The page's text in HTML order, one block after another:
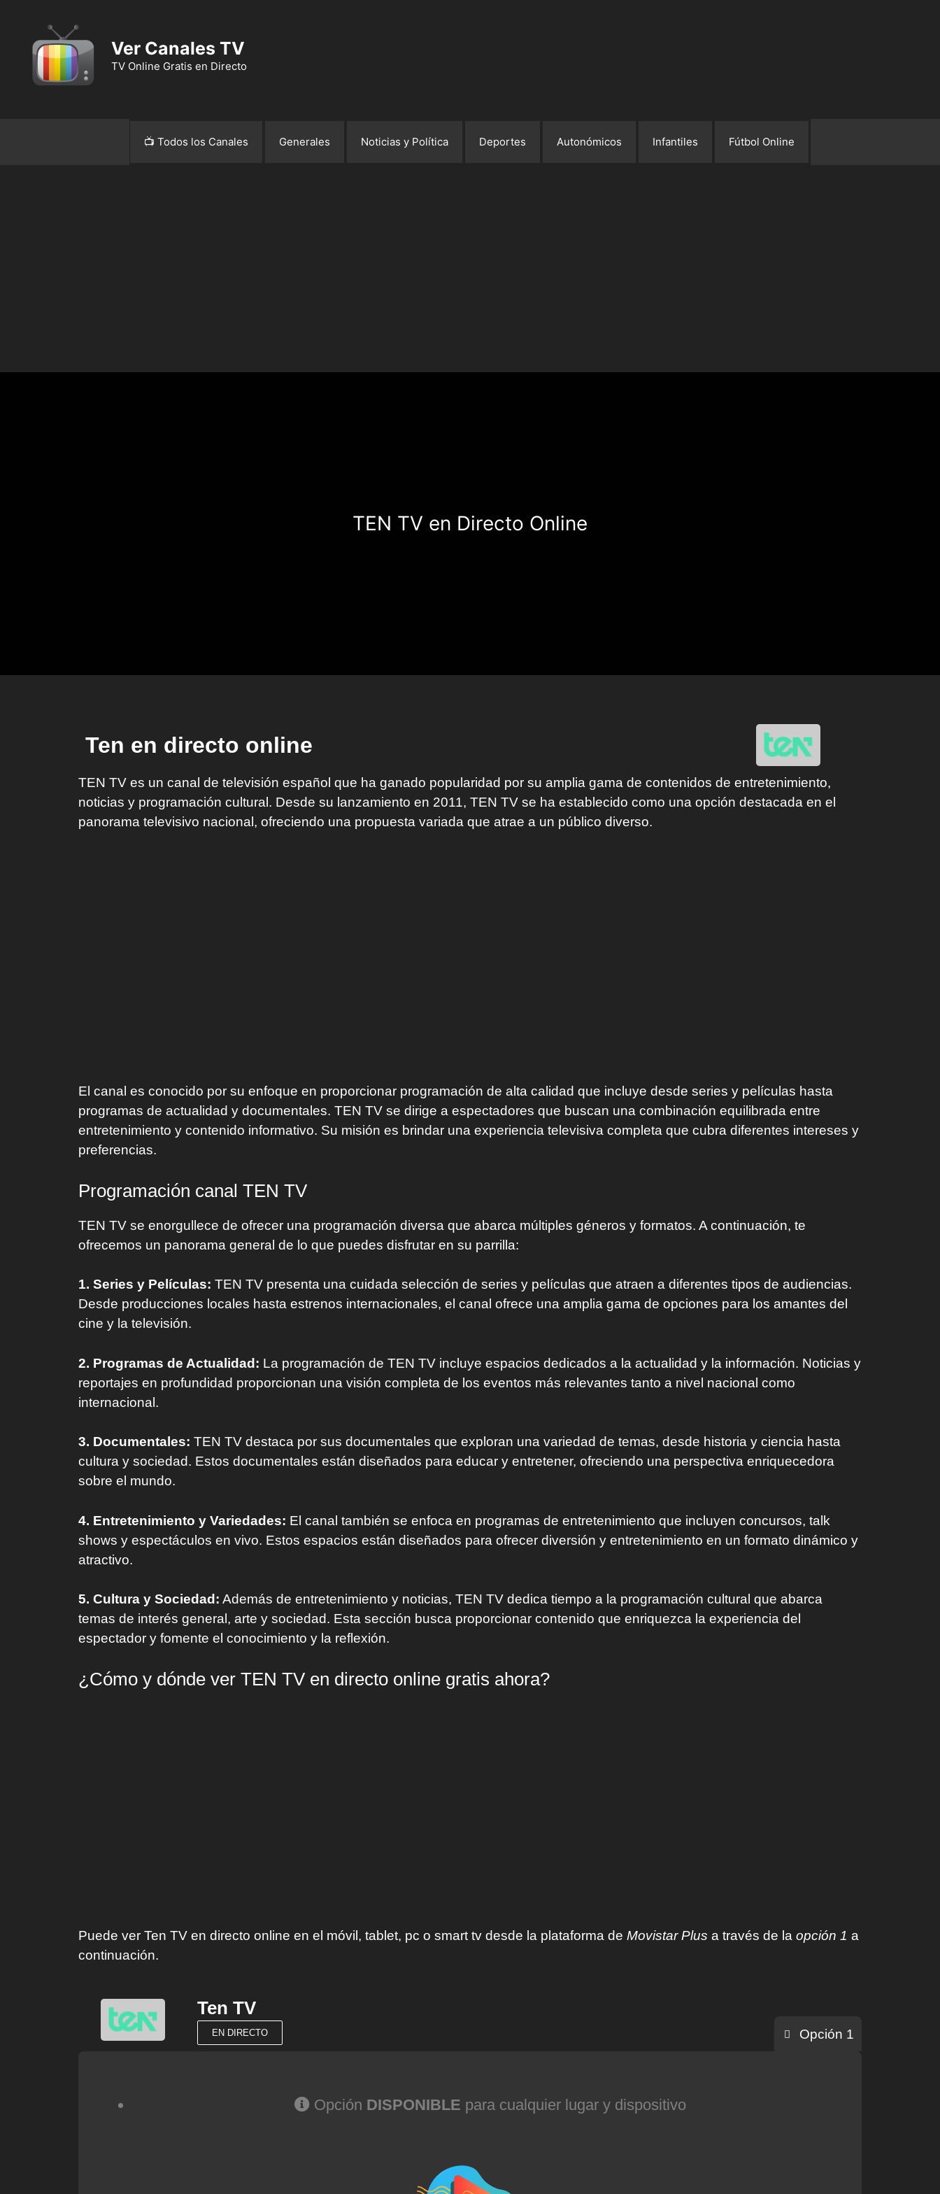
Ver Canales TV
TV Online Gratis en Directo
📺 Todos los Canales Generales Noticias y Política Deportes Autonómicos Infantiles Fútbol Online
TEN TV en Directo Online
Ten en directo online
TEN TV es un canal de televisión español que ha ganado popularidad por su amplia gama de contenidos de entretenimiento,
noticias y programación cultural. Desde su lanzamiento en 2011, TEN TV se ha establecido como una opción destacada en el
panorama televisivo nacional, ofreciendo una propuesta variada que atrae a un público diverso.
El canal es conocido por su enfoque en proporcionar programación de alta calidad que incluye desde series y películas hasta
programas de actualidad y documentales. TEN TV se dirige a espectadores que buscan una combinación equilibrada entre
entretenimiento y contenido informativo. Su misión es brindar una experiencia televisiva completa que cubra diferentes intereses y
preferencias.
Programación canal TEN TV
TEN TV se enorgullece de ofrecer una programación diversa que abarca múltiples géneros y formatos. A continuación, te
ofrecemos un panorama general de lo que puedes disfrutar en su parrilla:
1. Series y Películas: TEN TV presenta una cuidada selección de series y películas que atraen a diferentes tipos de audiencias.
Desde producciones locales hasta estrenos internacionales, el canal ofrece una amplia gama de opciones para los amantes del
cine y la televisión.
2. Programas de Actualidad: La programación de TEN TV incluye espacios dedicados a la actualidad y la información. Noticias y
reportajes en profundidad proporcionan una visión completa de los eventos más relevantes tanto a nivel nacional como
internacional.
3. Documentales: TEN TV destaca por sus documentales que exploran una variedad de temas, desde historia y ciencia hasta
cultura y sociedad. Estos documentales están diseñados para educar y entretener, ofreciendo una perspectiva enriquecedora
sobre el mundo.
4. Entretenimiento y Variedades: El canal también se enfoca en programas de entretenimiento que incluyen concursos, talk
shows y espectáculos en vivo. Estos espacios están diseñados para ofrecer diversión y entretenimiento en un formato dinámico y
atractivo.
5. Cultura y Sociedad: Además de entretenimiento y noticias, TEN TV dedica tiempo a la programación cultural que abarca
temas de interés general, arte y sociedad. Esta sección busca proporcionar contenido que enriquezca la experiencia del
espectador y fomente el conocimiento y la reflexión.
¿Cómo y dónde ver TEN TV en directo online gratis ahora?
Puede ver Ten TV en directo online en el móvil, tablet, pc o smart tv desde la plataforma de Movistar Plus a través de la opción 1 a
continuación.
Ten TV
EN DIRECTO Opción 1
Opción DISPONIBLE para cualquier lugar y dispositivo